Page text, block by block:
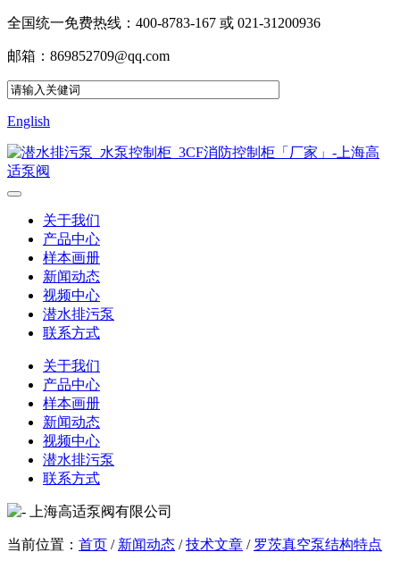
全国统一免费热线：400-8783-167 或 021-31200936
邮箱：869852709@qq.com
English
关于我们
产品中心
样本画册
新闻动态
视频中心
潜水排污泵
联系方式
关于我们
产品中心
样本画册
新闻动态
视频中心
潜水排污泵
联系方式
当前位置： 首页 / 新闻动态 /技术文章 / 罗茨真空泵结构特点